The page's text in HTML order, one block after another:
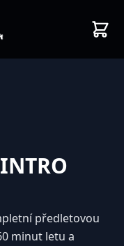
předletovou
minut letu a